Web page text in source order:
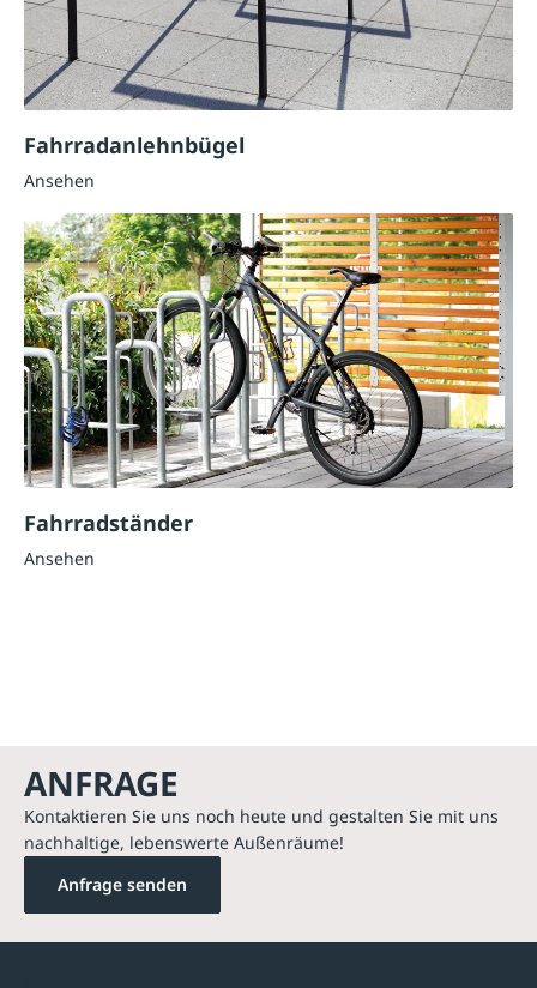
Fahrradanlehnbügel
Ansehen
Fahrradständer
Ansehen
ANFRAGE
Kontaktieren Sie uns noch heute und gestalten Sie mit uns
nachhaltige, lebenswerte Außenräume!
Anfrage senden